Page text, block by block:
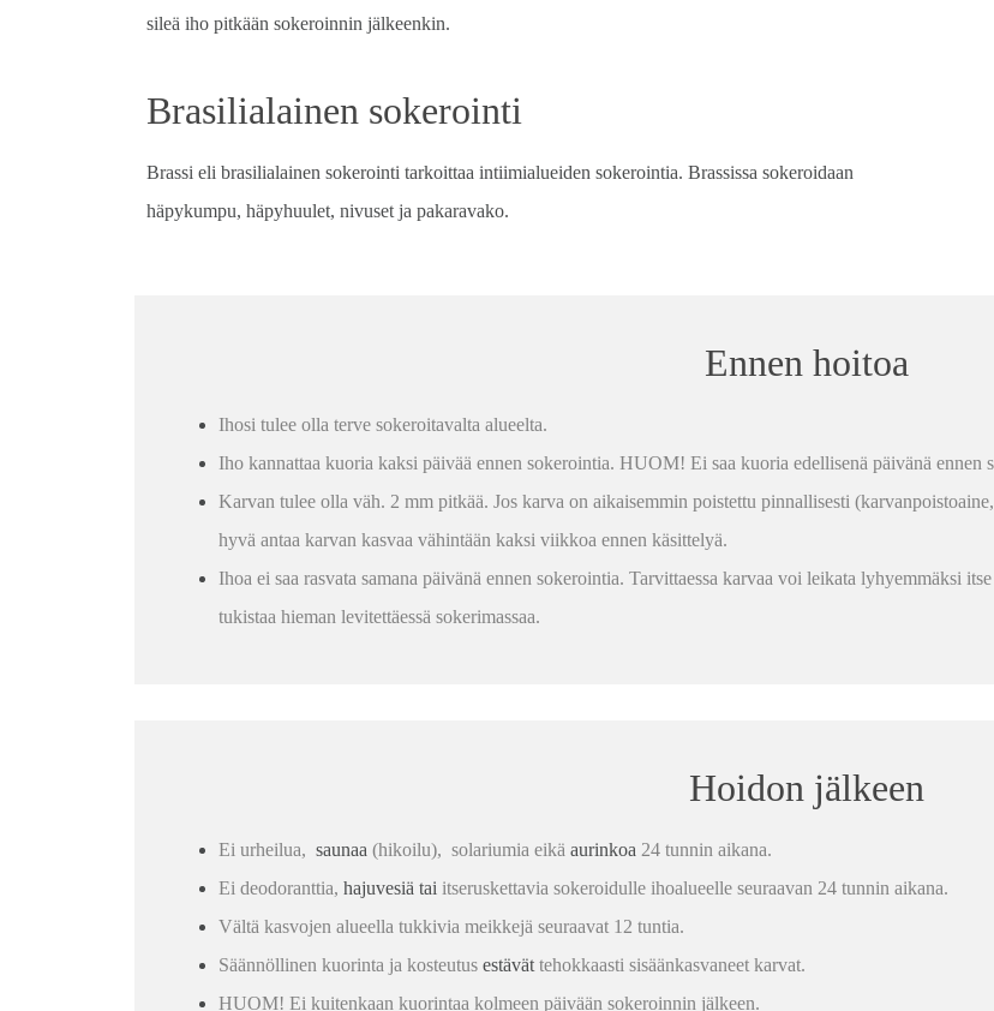
sileä iho pitkään sokeroinnin jälkeenkin.
Brasilialainen sokerointi
Brassi eli brasilialainen sokerointi tarkoittaa intiimialueiden sokerointia. Brassissa sokeroidaan
häpykumpu, häpyhuulet, nivuset ja pakaravako.
Ennen hoitoa
Ihosi tulee olla terve sokeroitavalta alueelta.
Iho kannattaa kuoria kaksi päivää ennen sokerointia. HUOM! Ei saa kuoria edellisenä päivänä ennen
Karvan tulee olla väh. 2 mm pitkää. Jos karva on aikaisemmin poistettu pinnallisesti (karvanpoistoaine,
hyvä antaa karvan kasvaa vähintään kaksi viikkoa ennen käsittelyä.
Ihoa ei saa rasvata samana päivänä ennen sokerointia. Tarvittaessa karvaa voi leikata lyhyemmäksi
tukistaa hieman levitettäessä sokerimassaa.
Hoidon jälkeen
Ei urheilua, saunaa (hikoilu), solariumia eikä aurinkoa 24 tunnin aikana.
Ei deodoranttia, hajuvesiä tai itseruskettavia sokeroidulle ihoalueelle seuraavan 24 tunnin aikana.
Vältä kasvojen alueella tukkivia meikkejä seuraavat 12 tuntia.
Säännöllinen kuorinta ja kosteutus estävät tehokkaasti sisäänkasvaneet karvat.
HUOM! Ei kuitenkaan kuorintaa kolmeen päivään sokeroinnin jälkeen.